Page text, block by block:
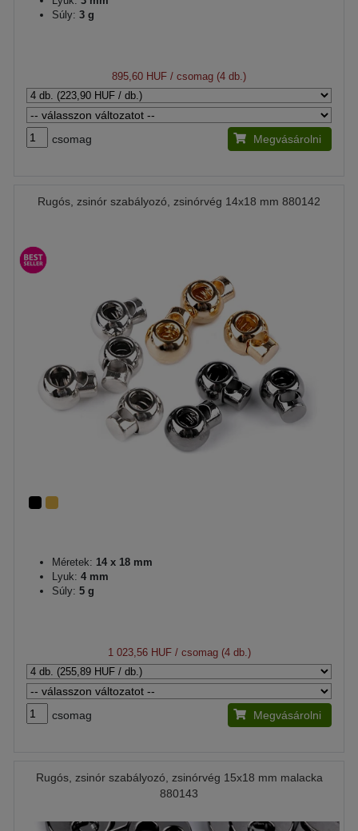
Súly: 3 g
895,60 HUF / csomag (4 db.)
csomag Megvásárolni
Rugós, zsinór szabályozó, zsinórvég 14x18 mm 880142
Méretek: 14 x 18 mm
Lyuk: 4 mm
Súly: 5 g
1 023,56 HUF/ csomag (4 db.)
csomag Megvásárolni
Rugós, zsinór szabályozó, zsinórvég 15x18 mm malacka
880143